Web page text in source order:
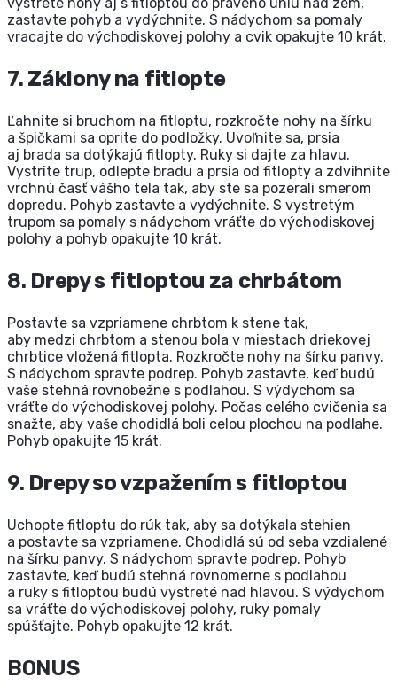
zastavte pohyb a vydýchnite. S nádychom sa pomaly
vracajte do východiskovej polohy a cvik opakujte 10 krát.
7. Záklony na fitlopte
Ľahnite si bruchom na fitloptu, rozkročte nohy na šírku
a špičkami sa oprite do podložky. Uvoľnite sa, prsia
aj brada sa dotýkajú fitlopty. Ruky si dajte za hlavu.
Vystrite trup, odlepte bradu a prsia od fitlopty a zdvihnite
vrchnú časť vášho tela tak, aby ste sa pozerali smerom
dopredu. Pohyb zastavte a vydýchnite. S vystretým
trupom sa pomaly s nádychom vráťte do východiskovej
polohy a pohyb opakujte 10 krát.
8. Drepy s fitloptou za chrbátom
Postavte sa vzpriamene chrbtom k stene tak,
aby medzi chrbtom a stenou bola v miestach driekovej
chrbtice vložená fitlopta. Rozkročte nohy na šírku panvy.
S nádychom spravte podrep. Pohyb zastavte, keď budú
vaše stehná rovnobežne s podlahou. S výdychom sa
vráťte do východiskovej polohy. Počas celého cvičenia sa
snažte, aby vaše chodidlá boli celou plochou na podlahe.
Pohyb opakujte 15 krát.
9. Drepy so vzpažením s fitloptou
Uchopte fitloptu do rúk tak, aby sa dotýkala stehien
a postavte sa vzpriamene. Chodidlá sú od seba vzdialené
na šírku panvy. S nádychom spravte podrep. Pohyb
zastavte, keď budú stehná rovnomerne s podlahou
a ruky s fitloptou budú vystreté nad hlavou. S výdychom
sa vráťte do východiskovej polohy, ruky pomaly
spúšťajte. Pohyb opakujte 12 krát.
BONUS